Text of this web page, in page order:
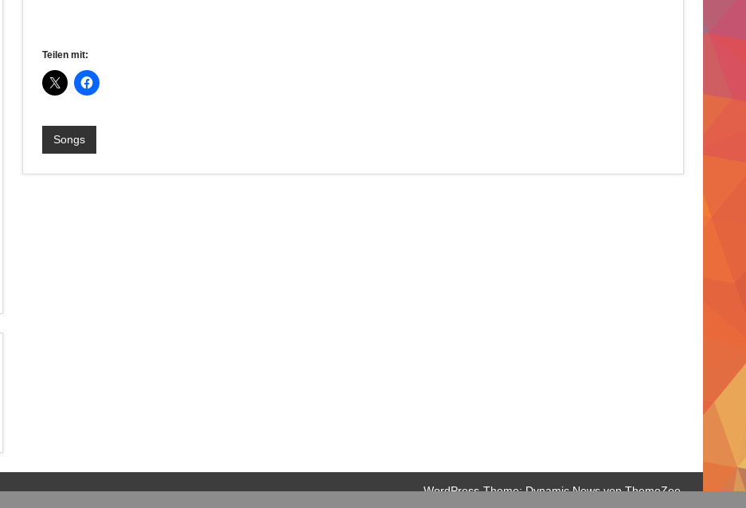
Teilen mit:
Songs
WordPress-Theme: Dynamic News von ThemeZee.